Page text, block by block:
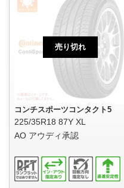
売り切れ
コンチスポーツコンタクト5
225/35R18 87Y XL
AO アウディ承認